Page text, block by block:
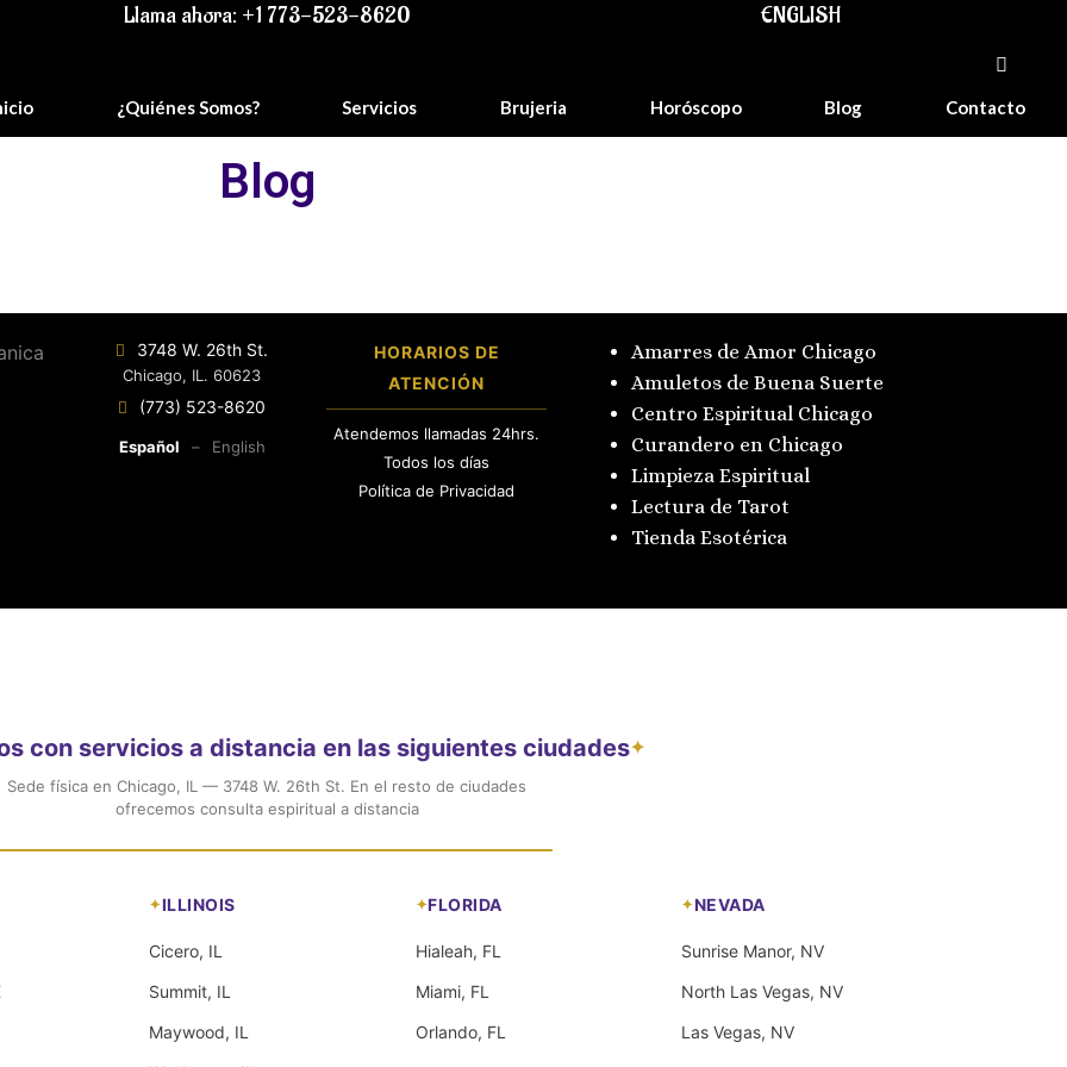
Llama ahora: +1 773-523-8620 ENGLISH
¿Quiénes Somos? Servicios Brujeria Horóscopo Blog Contacto
Blog
3748 W. 26th St.
Chicago, IL. 60623
(773) 523-8620
Español – English
HORARIOS DE
ATENCIÓN
Atendemos llamadas 24hrs.
Todos los días
Política de Privacidad
Amarres de Amor Chicago
Amuletos de Buena Suerte
Centro Espiritual Chicago
Curandero en Chicago
Limpieza Espiritual
Lectura de Tarot
Tienda Esotérica
con servicios a distancia en las siguientes ciudades✦
Sede física en Chicago, IL — 3748 W. 26th St. En el resto de ciudades
ofrecemos consulta espiritual a distancia
ILLINOIS
Cicero, IL
Summit, IL
Maywood, IL
FLORIDA
Hialeah, FL
Miami, FL
Orlando, FL
NEVADA
Sunrise Manor, NV
North Las Vegas, NV
Las Vegas, NV